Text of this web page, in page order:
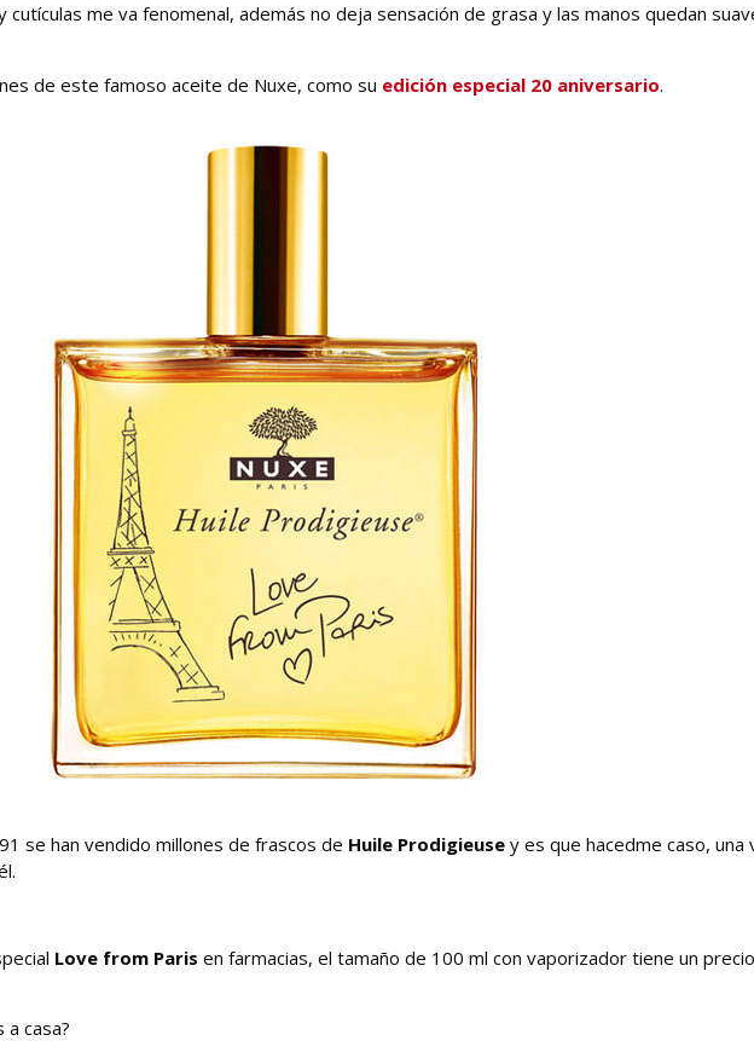
cutículas me va fenomenal, además no deja sensación de grasa y las manos quedan
de este famoso aceite de Nuxe, como su edición especial 20 aniversario.
se han vendido millones de frascos de Huile Prodigieuse y es que hacedme caso, una
Love from Paris en farmacias, el tamaño de 100 ml con vaporizador tiene un
casa?